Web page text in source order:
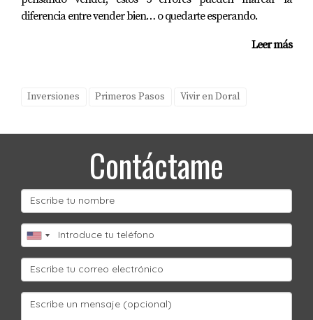
diferencia entre vender bien… o quedarte esperando.
Leer más
Inversiones Primeros Pasos Vivir en Doral
Contáctame